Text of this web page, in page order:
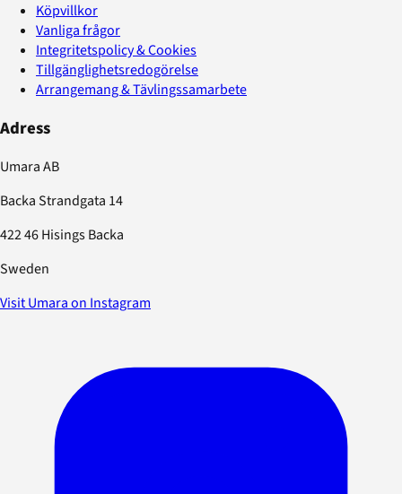
Köpvillkor
Vanliga frågor
Integritetspolicy & Cookies
Tillgänglighetsredogörelse
Arrangemang & Tävlingssamarbete
Adress
Umara AB
Backa Strandgata 14
422 46 Hisings Backa
Sweden
Visit Umara on Instagram